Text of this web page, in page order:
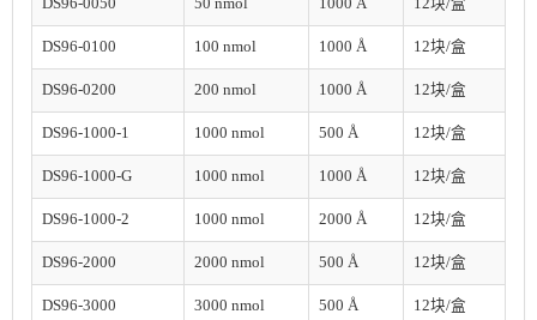
DS96-0100 100 nmol 1000 Å 12块/盒
DS96-0200 200 nmol 1000 Å 12块/盒
DS96-1000-1 1000 nmol 500 Å 12块/盒
DS96-1000-G 1000 nmol 1000 Å 12块/盒
DS96-1000-2 1000 nmol 2000 Å 12块/盒
DS96-2000 2000 nmol 500 Å 12块/盒
DS96-3000 3000 nmol 500 Å 12块/盒